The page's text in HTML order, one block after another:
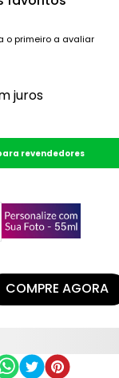
o primeiro a avaliar
juros
revendedores
COMPRE AGORA